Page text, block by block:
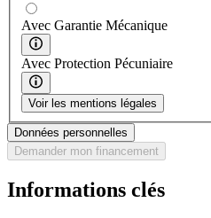
Avec Garantie Mécanique
Avec Protection Pécuniaire
Voir les mentions légales
Données personnelles
Demander mon financement
Informations clés